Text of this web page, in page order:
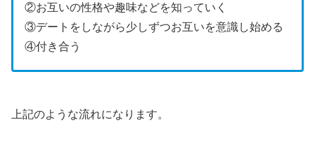
②お互いの性格や趣味などを知っていく
③デートをしながら少しずつお互いを意識し始める
④付き合う
上記のような流れになります。